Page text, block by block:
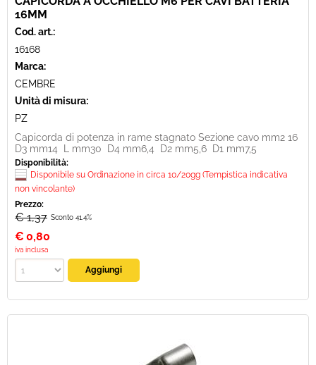
16MM
Cod. art.:
16168
Marca:
CEMBRE
Unità di misura:
PZ
Capicorda di potenza in rame stagnato Sezione cavo mm2 16
D3 mm14 L mm30 D4 mm6,4 D2 mm5,6 D1 mm7,5
Disponibilità:
Disponibile su Ordinazione in circa 10/20gg (Tempistica indicativa
non vincolante)
Prezzo:
€ 1,37 Sconto 41.4%
€ 0,80
iva inclusa